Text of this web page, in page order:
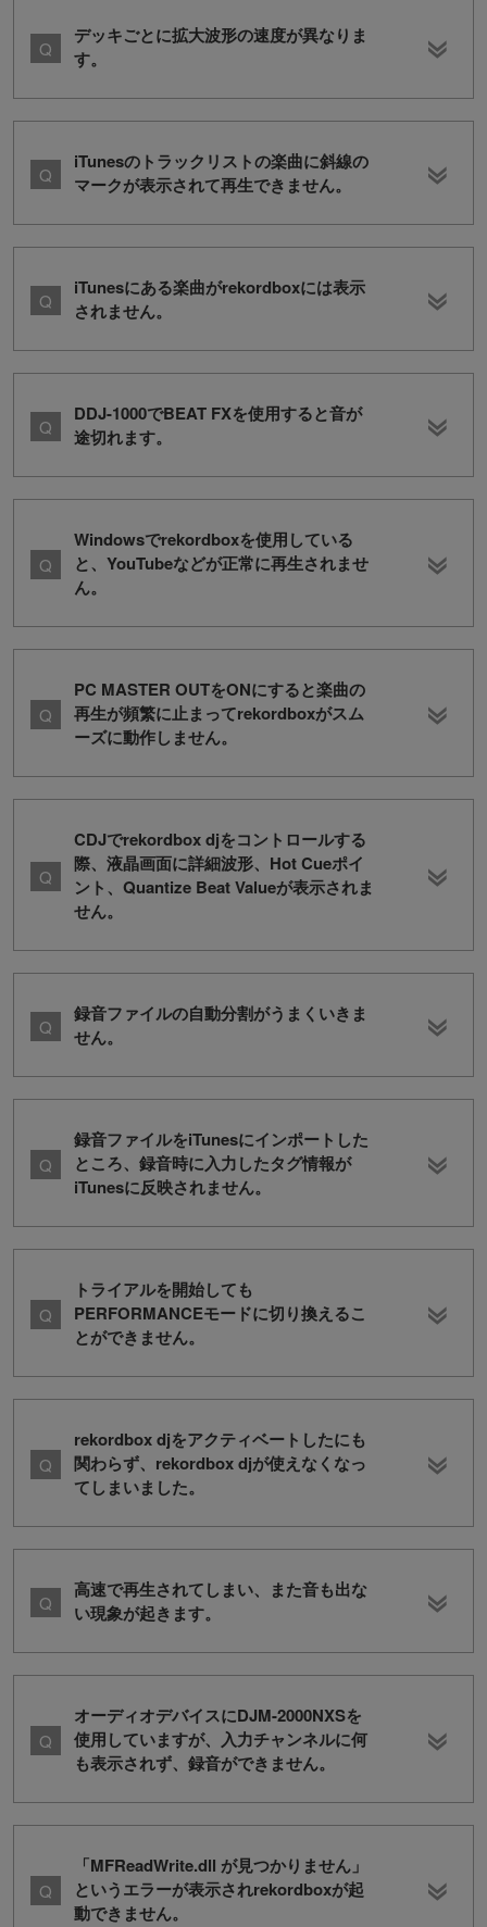
デッキごとに拡大波形の速度が異なりま
す。
iTunesのトラックリストの楽曲に斜線の
マークが表示されて再生できません。
iTunesにある楽曲がrekordboxには表示
されません。
DDJ-1000でBEAT FXを使用すると音が
途切れます。
Windowsでrekordboxを使用している
と、YouTubeなどが正常に再生されませ
ん。
PC MASTER OUTをONにすると楽曲の
再生が頻繁に止まってrekordboxがスム
ーズに動作しません。
CDJでrekordbox djをコントロールする
際、液晶画面に詳細波形、Hot Cueポイ
ント、Quantize Beat Valueが表示されま
せん。
録音ファイルの自動分割がうまくいきま
せん。
録音ファイルをiTunesにインポートした
ところ、録音時に入力したタグ情報が
iTunesに反映されません。
トライアルを開始しても
PERFORMANCEモードに切り換えるこ
とができません。
rekordbox djをアクティベートしたにも
関わらず、rekordbox djが使えなくなっ
てしまいました。
高速で再生されてしまい、また音も出な
い現象が起きます。
オーディオデバイスにDJM-2000NXSを
使用していますが、入力チャンネルに何
も表示されず、録音ができません。
「MFReadWrite.dll が見つかりません」
というエラーが表示されrekordboxが起
動できません。